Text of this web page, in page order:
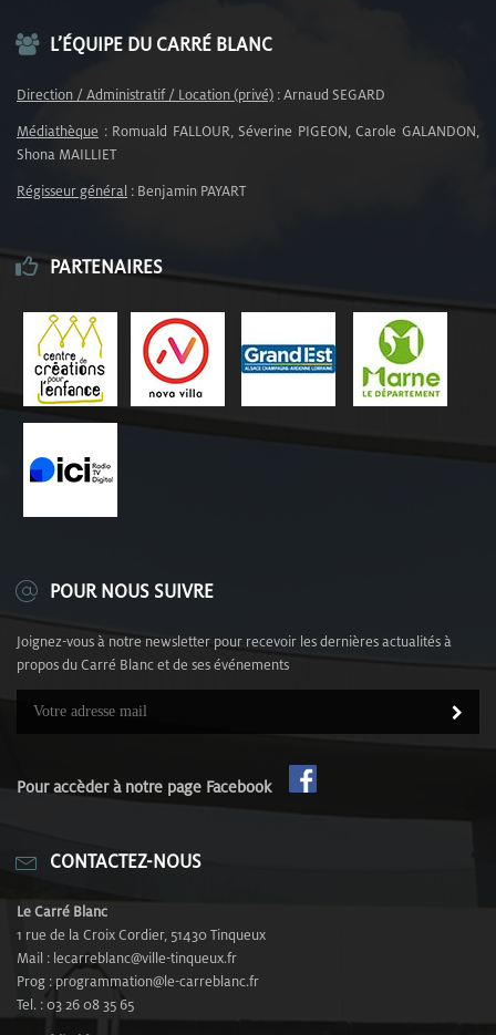
L’ÉQUIPE DU CARRÉ BLANC
Direction / Administratif / Location (privé) : Arnaud SEGARD
Médiathèque : Romuald FALLOUR, Séverine PIGEON, Carole GALANDON,
Shona MAILLIET
Régisseur général : Benjamin PAYART
PARTENAIRES
POUR NOUS SUIVRE
Joignez-vous à notre newsletter pour recevoir les dernières actualités à
propos du Carré Blanc et de ses événements
Pour accèder à notre page Facebook
CONTACTEZ-NOUS
Le Carré Blanc
1 rue de la Croix Cordier, 51430 Tinqueux
Mail : lecarreblanc@ville-tinqueux.fr
Prog : programmation@le-carreblanc.fr
Tel. : 03 26 08 35 65